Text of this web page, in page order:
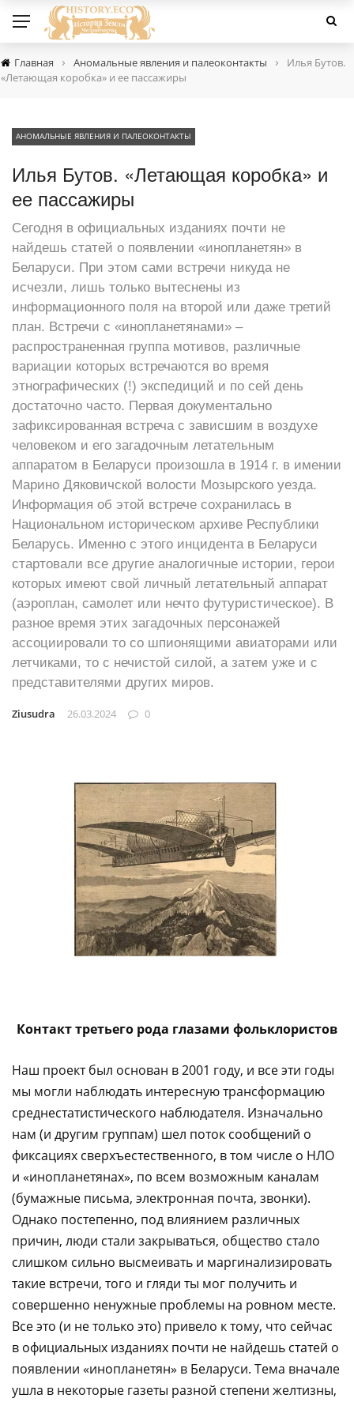
Главная › Аномальные явления и палеоконтакты ›
Илья Бутов.
«Летающая коробка» и ее пассажиры
АНОМАЛЬНЫЕ ЯВЛЕНИЯ И ПАЛЕОКОНТАКТЫ
Илья Бутов. «Летающая коробка» и
ее пассажиры
Сегодня в официальных изданиях почти не
найдешь статей о появлении «инопланетян» в
Беларуси. При этом сами встречи никуда не
исчезли, лишь только вытеснены из
информационного поля на второй или даже третий
план. Встречи с «инопланетянами» –
распространенная группа мотивов, различные
вариации которых встречаются во время
этнографических (!) экспедиций и по сей день
достаточно часто. Первая документально
зафиксированная встреча с зависшим в воздухе
человеком и его загадочным летательным
аппаратом в Беларуси произошла в 1914 г. в имении
Марино Дяковичской волости Мозырского уезда.
Информация об этой встрече сохранилась в
Национальном историческом архиве Республики
Беларусь. Именно с этого инцидента в Беларуси
стартовали все другие аналогичные истории, герои
которых имеют свой личный летательный аппарат
(аэроплан, самолет или нечто футуристическое). В
разное время этих загадочных персонажей
ассоциировали то со шпионящими авиаторами или
летчиками, то с нечистой силой, а затем уже и с
представителями других миров.
Ziusudra 26.03.2024 0
Контакт третьего рода глазами фольклористов
Наш проект был основан в 2001 году, и все эти годы
мы могли наблюдать интересную трансформацию
среднестатистического наблюдателя. Изначально
нам (и другим группам) шел поток сообщений о
фиксациях сверхъестественного, в том числе о НЛО
и «инопланетянах», по всем возможным каналам
(бумажные письма, электронная почта, звонки).
Однако постепенно, под влиянием различных
причин, люди стали закрываться, общество стало
слишком сильно высмеивать и маргинализировать
такие встречи, того и гляди ты мог получить и
совершенно ненужные проблемы на ровном месте.
Все это (и не только это) привело к тому, что сейчас
в официальных изданиях почти не найдешь статей о
появлении «инопланетян» в Беларуси. Тема вначале
ушла в некоторые газеты разной степени желтизны,